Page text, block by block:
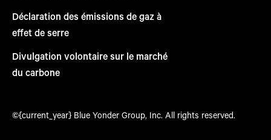
Déclaration des émissions de gaz à
effet de serre
Divulgation volontaire sur le marché
du carbone
©{current_year} Blue Yonder Group, Inc. All rights reserved.